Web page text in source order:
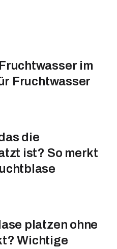
im
Fruchtwasser
die
ist? So merkt
platzen ohne
Wichtige